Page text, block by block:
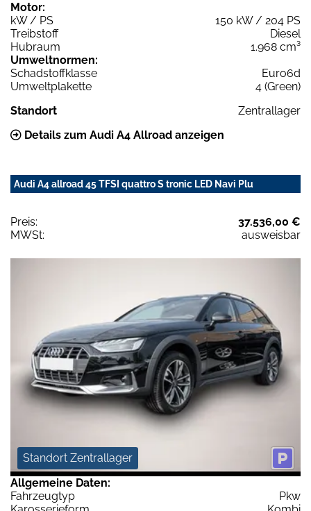
Motor:
kW / PS
150 kW / 204 PS
Treibstoff
Diesel
Hubraum
1.968 cm³
Umweltnormen:
Schadstoffklasse
Euro6d
Umweltplakette
4 (Green)
Standort
Zentrallager
Details zum Audi A4 Allroad anzeigen
Audi A4 allroad 45 TFSI quattro S tronic LED Navi Plu
Preis:
37.536,00 €
MWSt:
ausweisbar
Standort Zentrallager
Allgemeine Daten:
Fahrzeugtyp
Pkw